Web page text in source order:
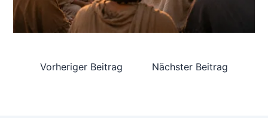
Vorheriger Beitrag Nächster Beitrag